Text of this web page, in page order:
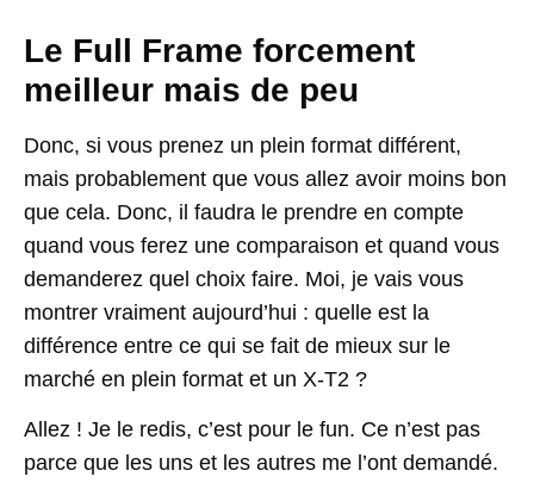
Le Full Frame forcement
meilleur mais de peu
Donc, si vous prenez un plein format différent,
mais probablement que vous allez avoir moins bon
que cela. Donc, il faudra le prendre en compte
quand vous ferez une comparaison et quand vous
demanderez quel choix faire. Moi, je vais vous
montrer vraiment aujourd’hui : quelle est la
différence entre ce qui se fait de mieux sur le
marché en plein format et un X-T2 ?
Allez ! Je le redis, c’est pour le fun. Ce n’est pas
parce que les uns et les autres me l’ont demandé.